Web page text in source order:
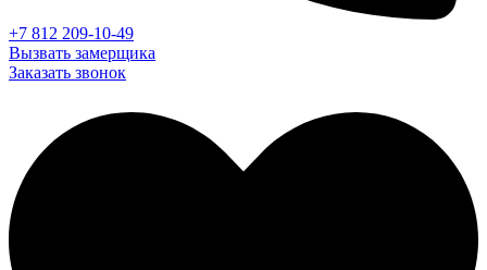
+7 812 209-10-49
Вызвать замерщика
Заказать звонок